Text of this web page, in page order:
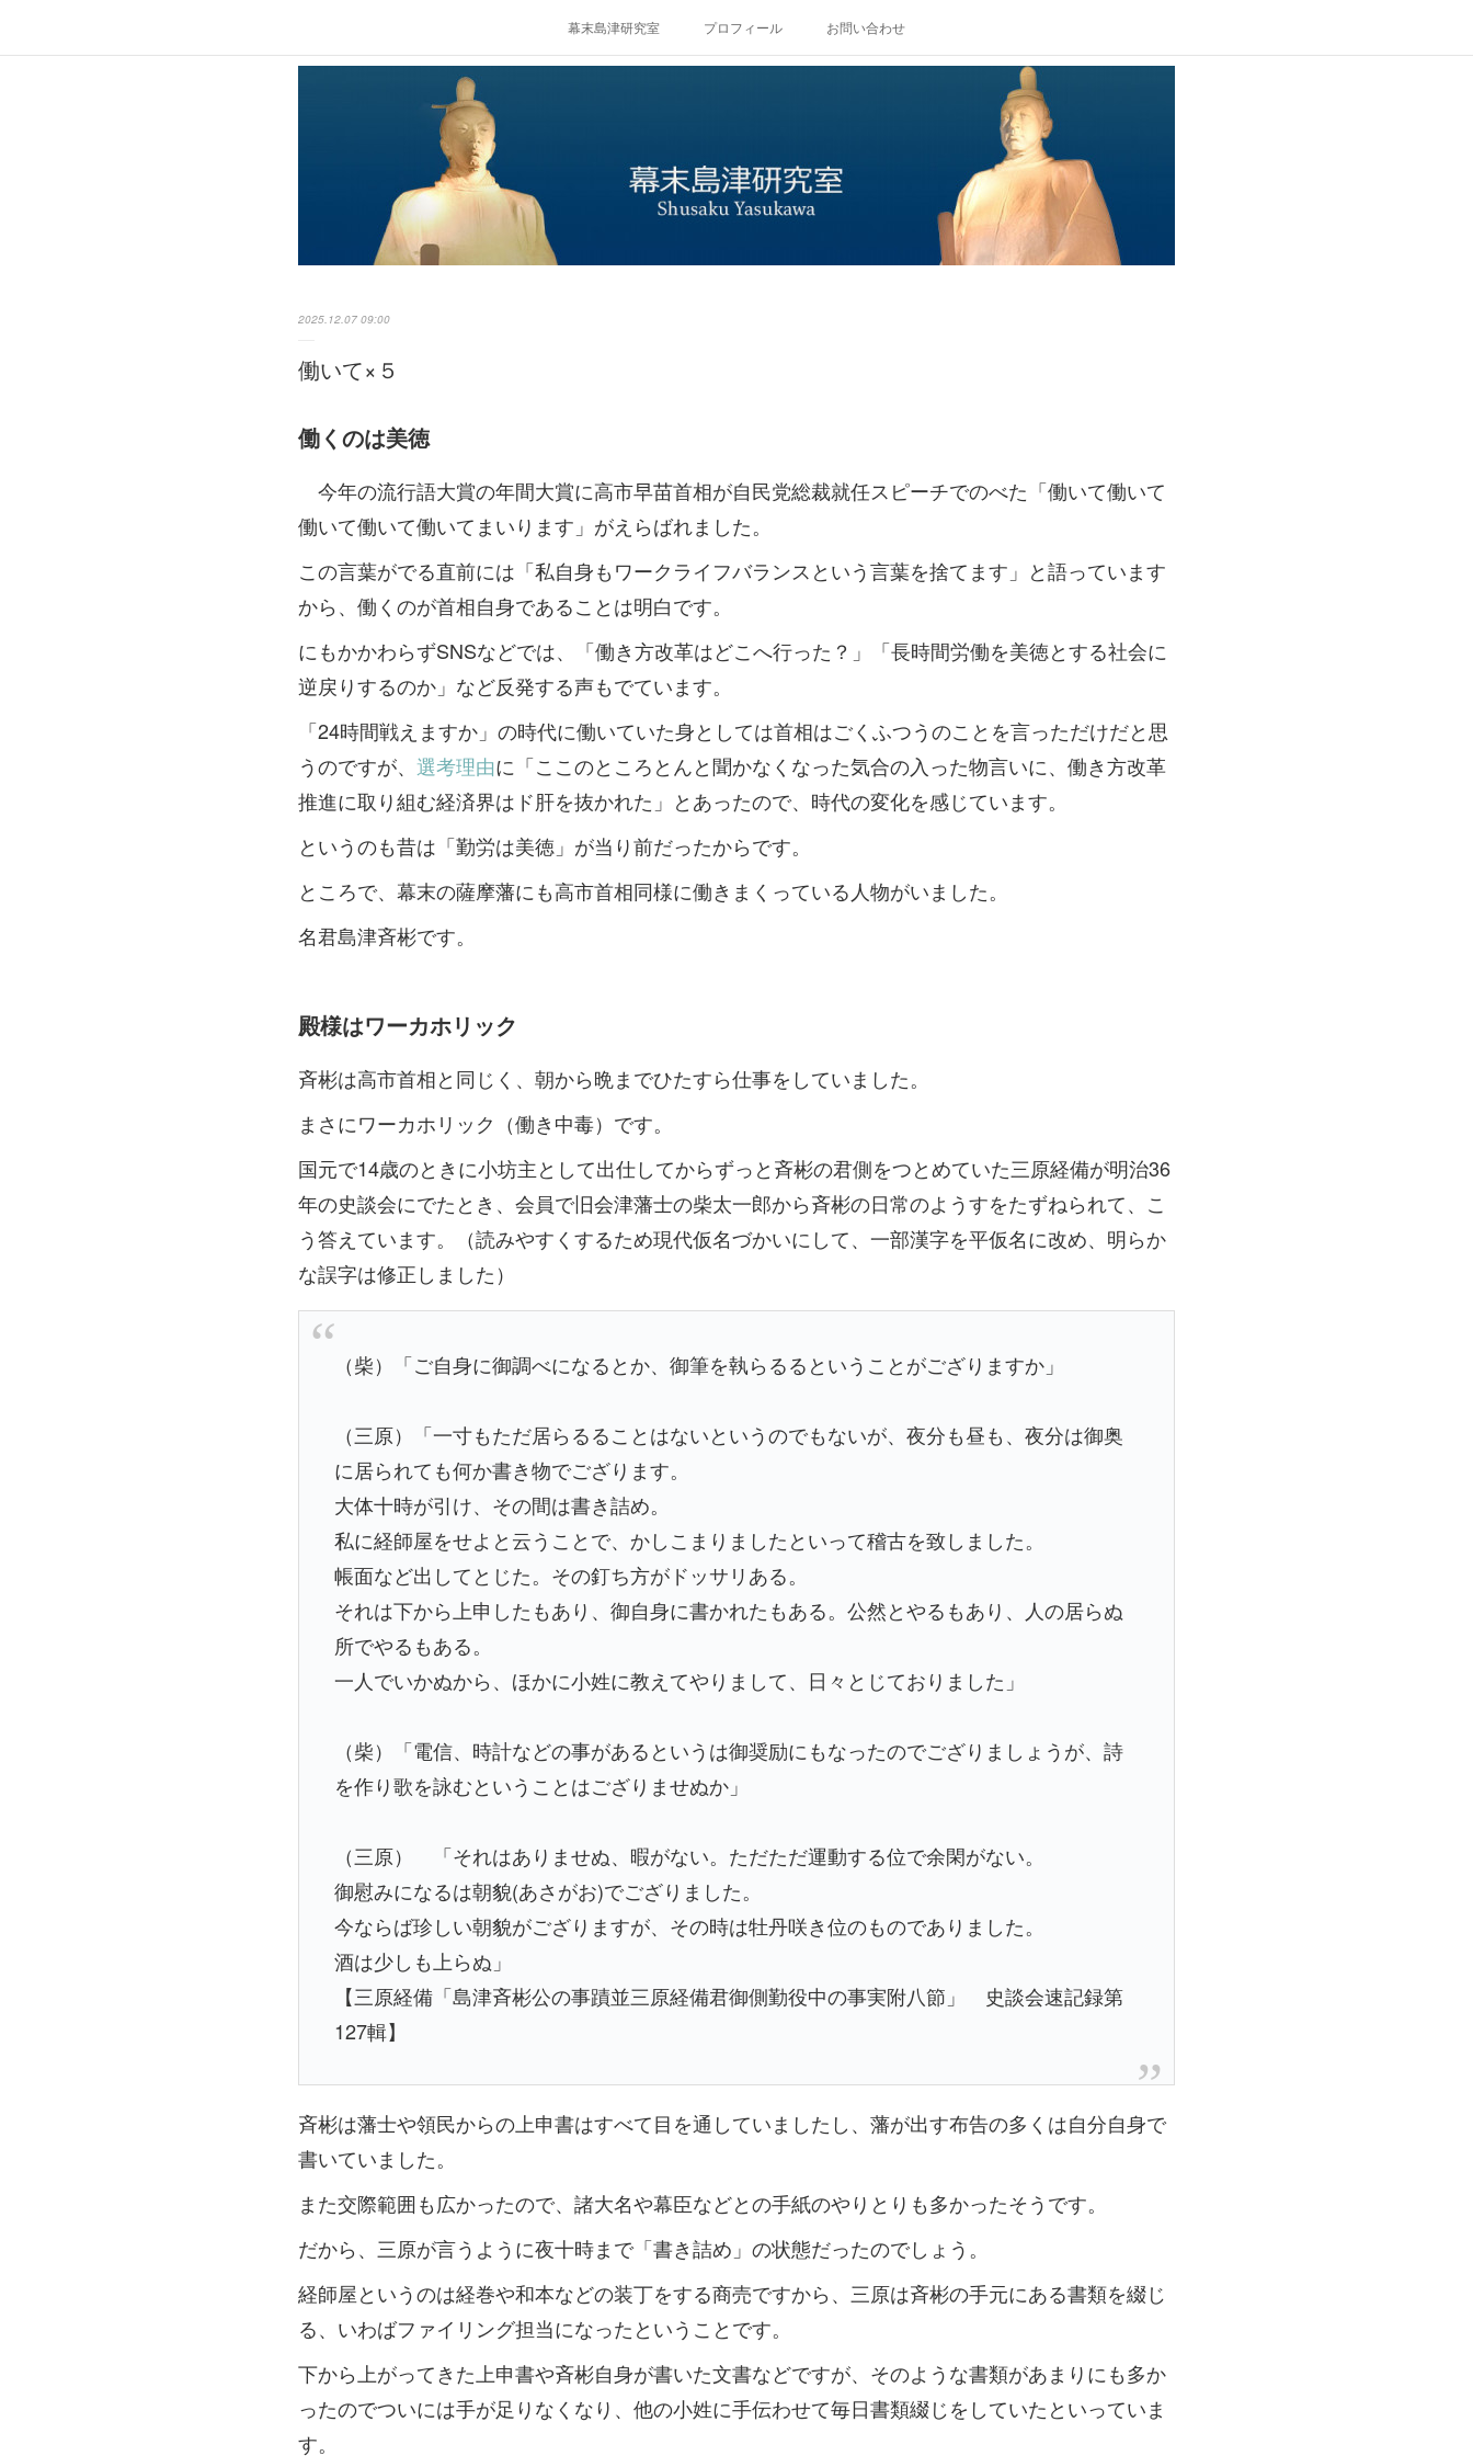
幕末島津研究室 プロフィール お問い合わせ
2025.12.07 09:00
働いて×５
働くのは美徳
今年の流行語大賞の年間大賞に高市早苗首相が自民党総裁就任スピーチでのべた「働いて働いて
働いて働いて働いてまいります」がえらばれました。
この言葉がでる直前には「私自身もワークライフバランスという言葉を捨てます」と語っています
から、働くのが首相自身であることは明白です。
にもかかわらずSNSなどでは、「働き方改革はどこへ行った？」「長時間労働を美徳とする社会に
逆戻りするのか」など反発する声もでています。
「24時間戦えますか」の時代に働いていた身としては首相はごくふつうのことを言っただけだと思
うのですが、 選考理由に「ここのところとんと聞かなくなった気合の入った物言いに、働き方改革
推進に取り組む経済界はド肝を抜かれた」とあったので、時代の変化を感じています。
というのも昔は「勤労は美徳」が当り前だったからです。
ところで、幕末の薩摩藩にも高市首相同様に働きまくっている人物がいました。
名君島津斉彬です。
殿様はワーカホリック
斉彬は高市首相と同じく、朝から晩までひたすら仕事をしていました。
まさにワーカホリック（働き中毒）です。
国元で14歳のときに小坊主として出仕してからずっと斉彬の君側をつとめていた三原経備が明治36
年の史談会にでたとき、会員で旧会津藩士の柴太一郎から斉彬の日常のようすをたずねられて、こ
う答えています。（読みやすくするため現代仮名づかいにして、一部漢字を平仮名に改め、明らか
な誤字は修正しました）
（柴）「ご自身に御調べになるとか、御筆を執らるるということがござりますか」
（三原）「一寸もただ居らるることはないというのでもないが、夜分も昼も、夜分は御奥
に居られても何か書き物でござります。
大体十時が引け、その間は書き詰め。
私に経師屋をせよと云うことで、かしこまりましたといって稽古を致しました。
帳面など出してとじた。その釘ち方がドッサリある。
それは下から上申したもあり、御自身に書かれたもある。公然とやるもあり、人の居らぬ
所でやるもある。
一人でいかぬから、ほかに小姓に教えてやりまして、日々とじておりました」
（柴）「電信、時計などの事があるというは御奨励にもなったのでござりましょうが、詩
を作り歌を詠むということはござりませぬか」
（三原） 「それはありませぬ、暇がない。ただただ運動する位で余閑がない。
御慰みになるは朝貌(あさがお)でござりました。
今ならば珍しい朝貌がござりますが、その時は牡丹咲き位のものでありました。
酒は少しも上らぬ」
【三原経備「島津斉彬公の事蹟並三原経備君御側勤役中の事実附八節」 史談会速記録第
127輯】
斉彬は藩士や領民からの上申書はすべて目を通していましたし、藩が出す布告の多くは自分自身で
書いていました。
また交際範囲も広かったので、諸大名や幕臣などとの手紙のやりとりも多かったそうです。
だから、三原が言うように夜十時まで「書き詰め」の状態だったのでしょう。
経師屋というのは経巻や和本などの装丁をする商売ですから、三原は斉彬の手元にある書類を綴じ
る、いわばファイリング担当になったということです。
下から上がってきた上申書や斉彬自身が書いた文書などですが、そのような書類があまりにも多か
ったのでついには手が足りなくなり、他の小姓に手伝わせて毎日書類綴じをしていたといっていま
す。